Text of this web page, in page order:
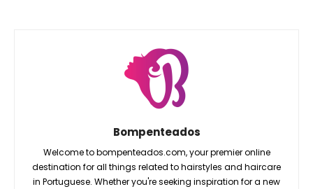
Bompenteados
Welcome to bompenteados.com, your premier online
destination for all things related to hairstyles and haircare
in Portuguese. Whether you're seeking inspiration for a new